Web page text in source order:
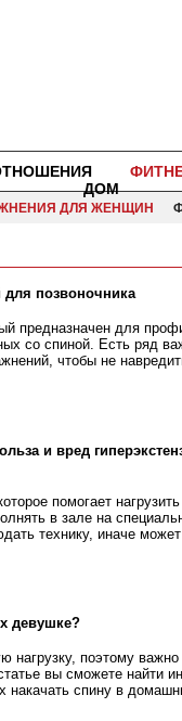
ДОМ
ДЛЯ ЖЕНЩИН
позвоночника
предназначен для
со спиной. Есть ряд
чтобы не
и вред
помогает
в зале на
технику, иначе может
девушке?
нагрузку, поэтому
вы сможете найти
накачать спину в